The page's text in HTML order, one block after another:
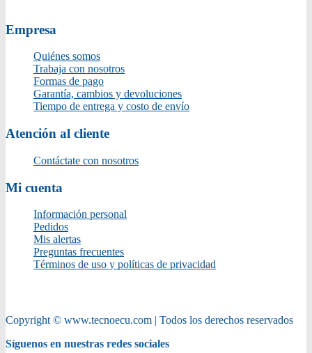
Empresa
Quiénes somos
Trabaja con nosotros
Formas de pago
Garantía, cambios y devoluciones
Tiempo de entrega y costo de envío
Atención al cliente
Contáctate con nosotros
Mi cuenta
Información personal
Pedidos
Mis alertas
Preguntas frecuentes
Términos de uso y políticas de privacidad
Copyright © www.tecnoecu.com | Todos los derechos reservados
Síguenos en nuestras redes sociales